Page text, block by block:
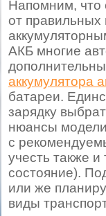
Напомним, что
от правильных
АКБ многие
аккумулятора
батареи.
зарядку
нюансы
с
учесть также и
состояние).
или же
виды